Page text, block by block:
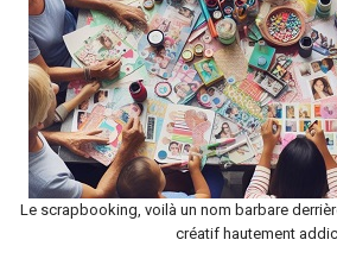
Le scrapbooking, voilà un nom barbare
créatif hautement